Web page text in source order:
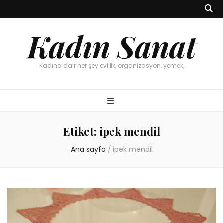
Kadın Sanat
Kadına dair her şey evlilik, organizasyon, yemek,
Etiket: ipek mendil
Ana sayfa / ipek mendil